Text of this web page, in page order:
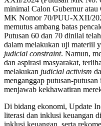
minimal Calon Gubernur atau
MK Nomor 70/PUU-XXII/
memutus ambang batas
Putusan 60 dan 70 dinilai
dalam melakukan uji materiil
judicial constraint. Namun,
dan aspirasi masyarakat,
melakukan judicial activism
menganggap putusan-
menjawab kekhawatiran
Di bidang ekonomi, Update
literasi dan inklusi keuangan
inklusi keuangan, serta